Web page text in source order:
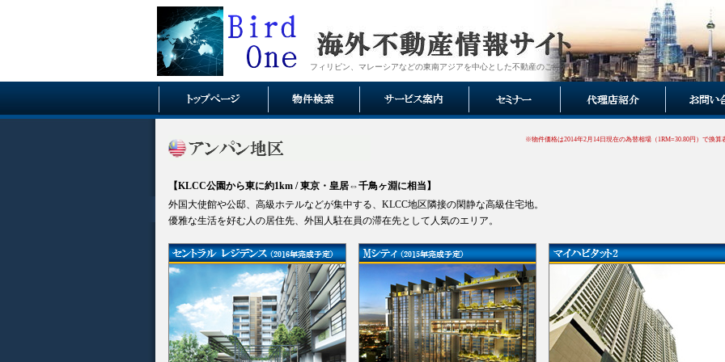
フィリピン、マレーシアなどの東南アジアを中心とした不動産のご紹介
※物件価格は2014年2月14日現在の為替相場（1RM=30.80円）で換算
【KLCC公園から東に約1km / 東京・皇居⇔千鳥ヶ淵に相当】
外国大使館や公邸、高級ホテルなどが集中する、KLCC地区隣接の閑静な高級住宅地。
優雅な生活を好む人の居住先、外国人駐在員の滞在先として人気のエリア。